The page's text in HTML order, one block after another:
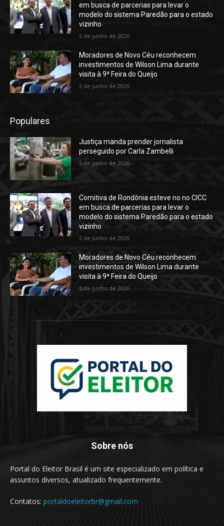
em busca de parcerias para levar o
modelo do sistema Paredão para o estado
vizinho
5 de junho de 2026
Moradores de Novo Céu reconhecem
investimentos de Wilson Lima durante
visita à 9ª Feira do Queijo
5 de junho de 2026
Populares
Justiça manda prender jornalista
perseguido por Carla Zambelli
5 de junho de 2026
Comitiva de Rondônia esteve no no CICC
em busca de parcerias para levar o
modelo do sistema Paredão para o estado
vizinho
5 de junho de 2026
Moradores de Novo Céu reconhecem
investimentos de Wilson Lima durante
visita à 9ª Feira do Queijo
5 de junho de 2026
Sobre nós
Portal do Eleitor Brasil é um site especializado em política e
assuntos diversos, atualizado frequentemente.
Contatos: portaldoeleitorbr@gmail.com